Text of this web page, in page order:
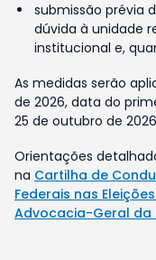
submissão prévia
dúvida à unidade
institucional e,
As medidas serão
de 2026, data do
25 de outubro de
Orientações
na Cartilha de
Federais nas
Advocacia-Geral da